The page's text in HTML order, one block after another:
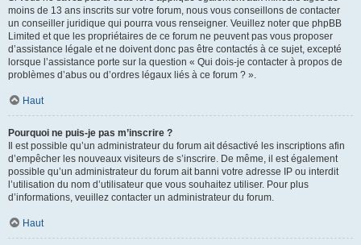
moins de 13 ans inscrits sur votre forum, nous vous conseillons de contacter
un conseiller juridique qui pourra vous renseigner. Veuillez noter que phpBB
Limited et que les propriétaires de ce forum ne peuvent pas vous proposer
d’assistance légale et ne doivent donc pas être contactés à ce sujet, excepté
lorsque l’assistance porte sur la question « Qui dois-je contacter à propos de
problèmes d’abus ou d’ordres légaux liés à ce forum ? ».
Haut
Pourquoi ne puis-je pas m’inscrire ?
Il est possible qu’un administrateur du forum ait désactivé les inscriptions afin
d’empêcher les nouveaux visiteurs de s’inscrire. De même, il est également
possible qu’un administrateur du forum ait banni votre adresse IP ou interdit
l’utilisation du nom d’utilisateur que vous souhaitez utiliser. Pour plus
d’informations, veuillez contacter un administrateur du forum.
Haut